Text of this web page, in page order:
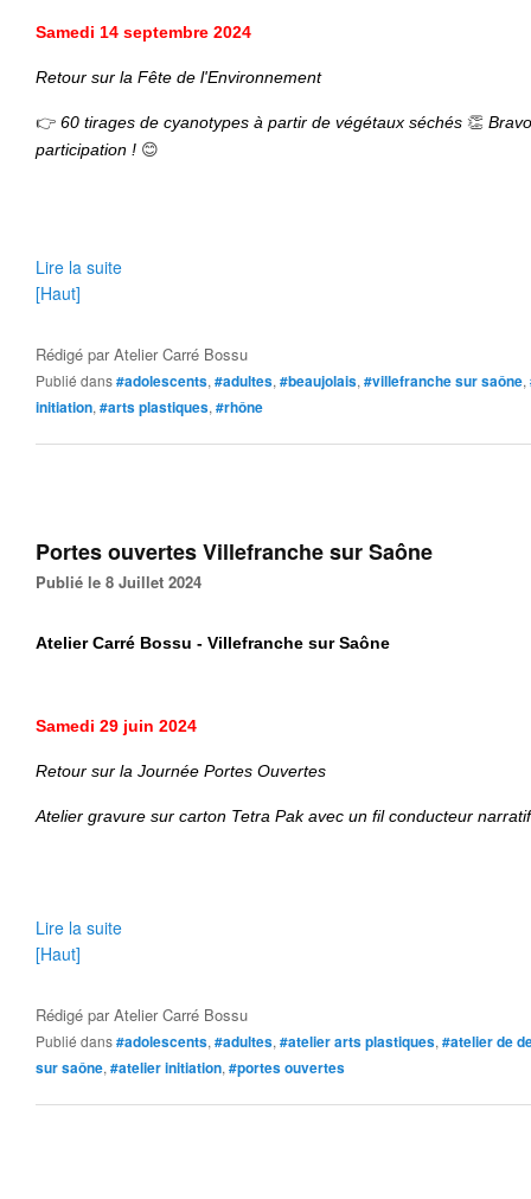
Samedi 14 septembre 2024
Retour sur la Fête de l'Environnement
👉 60 tirages de cyanotypes à partir de végétaux séchés 👏
participation ! 😊
Lire la suite
[Haut]
Rédigé parAtelier Carré Bossu
Publié dans#adolescents, #adultes, #beaujolais, #villefranche sur saône,
initiation, #arts plastiques, #rhône
Portes ouvertes Villefranche sur Saône
Publié le 8 Juillet 2024
Atelier Carré Bossu - Villefranche sur Saône
Samedi 29 juin 2024
Retour sur la Journée Portes Ouvertes
Atelier gravure sur carton Tetra Pak avec un fil conducteur
Lire la suite
[Haut]
Rédigé parAtelier Carré Bossu
Publié dans#adolescents, #adultes, #atelier arts plastiques, #atelier de
sur saône, #atelier initiation, #portes ouvertes